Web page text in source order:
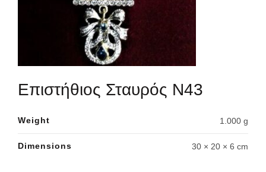
Επιστήθιος Σταυρός Ν43
Weight 1.000 g
Dimensions 30 × 20 × 6 cm